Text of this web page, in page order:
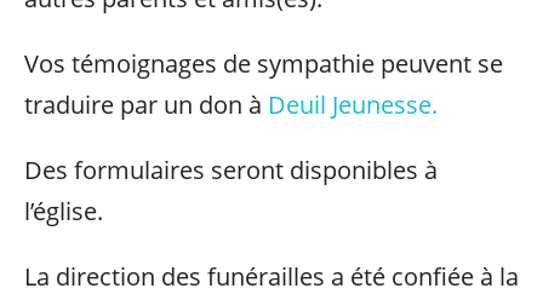
Vos témoignages de sympathie peuvent se
traduire par un don à Deuil Jeunesse.
Des formulaires seront disponibles à
l’église.
La direction des funérailles a été confiée à la